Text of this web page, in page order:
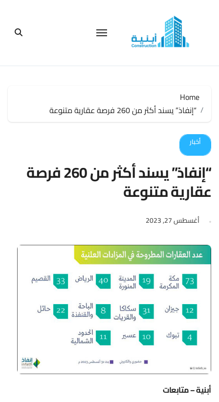
Home
“إنفاذ” يسند أكثر من 260 فرصة عقارية متنوعة
أخبار
“إنفاذ” يسند أكثر من 260 فرصة
عقارية متنوعة
أغسطس 27, 2023
أبنية – متابعات